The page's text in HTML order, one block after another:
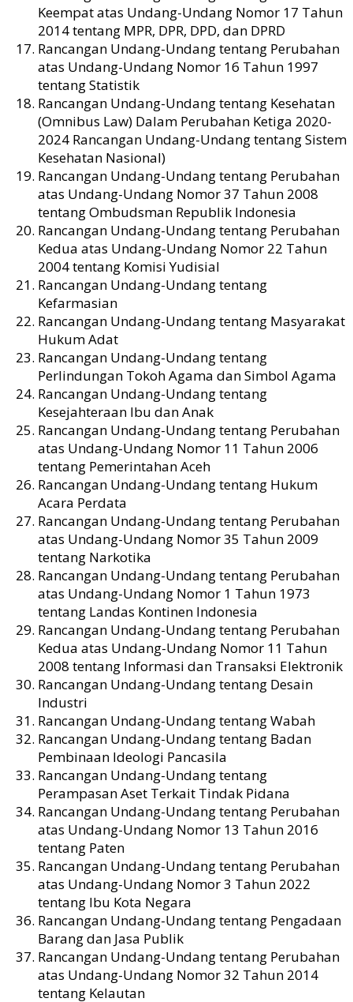
Keempat atas Undang-Undang Nomor 17 Tahun
2014 tentang MPR, DPR, DPD, dan DPRD
Rancangan Undang-Undang tentang Perubahan
atas Undang-Undang Nomor 16 Tahun 1997
tentang Statistik
Rancangan Undang-Undang tentang Kesehatan
(Omnibus Law) Dalam Perubahan Ketiga 2020-
2024 Rancangan Undang-Undang tentang Sistem
Kesehatan Nasional)
Rancangan Undang-Undang tentang Perubahan
atas Undang-Undang Nomor 37 Tahun 2008
tentang Ombudsman Republik Indonesia
Rancangan Undang-Undang tentang Perubahan
Kedua atas Undang-Undang Nomor 22 Tahun
2004 tentang Komisi Yudisial
Rancangan Undang-Undang tentang
Kefarmasian
Rancangan Undang-Undang tentang Masyarakat
Hukum Adat
Rancangan Undang-Undang tentang
Perlindungan Tokoh Agama dan Simbol Agama
Rancangan Undang-Undang tentang
Kesejahteraan Ibu dan Anak
Rancangan Undang-Undang tentang Perubahan
atas Undang-Undang Nomor 11 Tahun 2006
tentang Pemerintahan Aceh
Rancangan Undang-Undang tentang Hukum
Acara Perdata
Rancangan Undang-Undang tentang Perubahan
atas Undang-Undang Nomor 35 Tahun 2009
tentang Narkotika
Rancangan Undang-Undang tentang Perubahan
atas Undang-Undang Nomor 1 Tahun 1973
tentang Landas Kontinen Indonesia
Rancangan Undang-Undang tentang Perubahan
Kedua atas Undang-Undang Nomor 11 Tahun
2008 tentang Informasi dan Transaksi Elektronik
Rancangan Undang-Undang tentang Desain
Industri
Rancangan Undang-Undang tentang Wabah
Rancangan Undang-Undang tentang Badan
Pembinaan Ideologi Pancasila
Rancangan Undang-Undang tentang
Perampasan Aset Terkait Tindak Pidana
Rancangan Undang-Undang tentang Perubahan
atas Undang-Undang Nomor 13 Tahun 2016
tentang Paten
Rancangan Undang-Undang tentang Perubahan
atas Undang-Undang Nomor 3 Tahun 2022
tentang Ibu Kota Negara
Rancangan Undang-Undang tentang Pengadaan
Barang dan Jasa Publik
Rancangan Undang-Undang tentang Perubahan
atas Undang-Undang Nomor 32 Tahun 2014
tentang Kelautan